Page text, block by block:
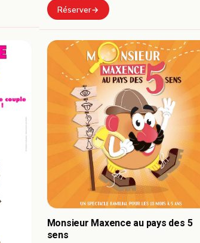
Réserver
Monsieur Maxence au pays des 5
sens